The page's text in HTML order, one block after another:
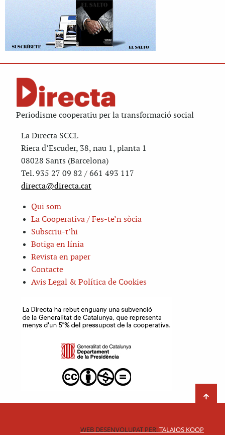
Periodisme cooperatiu per la transformació social
La Directa SCCL
Riera d’Escuder, 38, nau 1, planta 1
08028 Sants (Barcelona)
Tel. 935 27 09 82 / 661 493 117
directa@directa.cat
Qui som
La Cooperativa / Fes-te’n sòcia
Subscriu-t’hi
Botiga en línia
Revista en paper
Contacte
Avis Legal & Política de Cookies
WEB DESENVOLUPAT PER:TALAIOS KOOP